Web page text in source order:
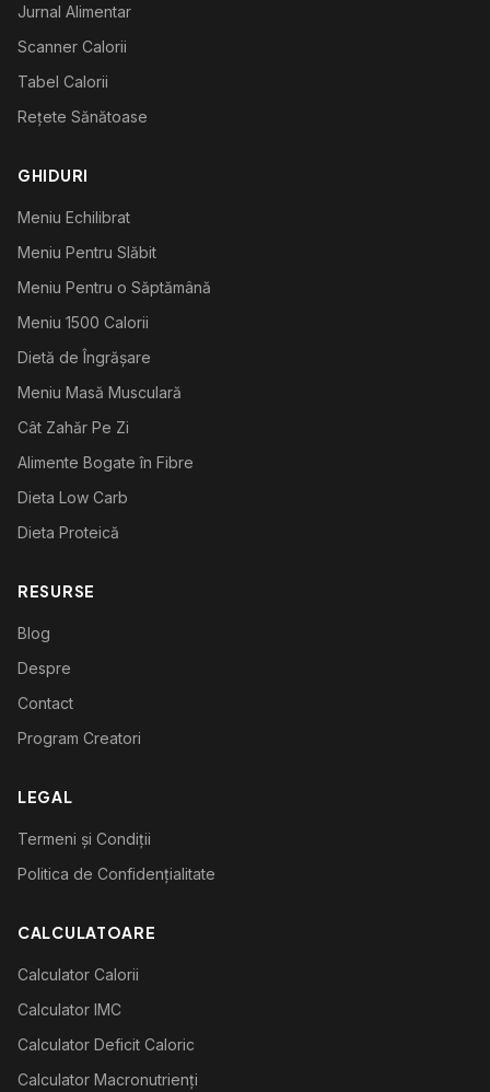
Jurnal Alimentar
Scanner Calorii
Tabel Calorii
Rețete Sănătoase
GHIDURI
Meniu Echilibrat
Meniu Pentru Slăbit
Meniu Pentru o Săptămână
Meniu 1500 Calorii
Dietă de Îngrășare
Meniu Masă Musculară
Cât Zahăr Pe Zi
Alimente Bogate în Fibre
Dieta Low Carb
Dieta Proteică
RESURSE
Blog
Despre
Contact
Program Creatori
LEGAL
Termeni și Condiții
Politica de Confidențialitate
CALCULATOARE
Calculator Calorii
Calculator IMC
Calculator Deficit Caloric
Calculator Macronutrienți